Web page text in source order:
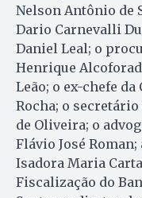
Nelson Antônio de
Dario Carnevalli
Daniel Leal; o
Henrique
Leão; o ex-chefe da
Rocha; o
de Oliveira; o
Flávio José
Isadora Maria
Fiscalização do